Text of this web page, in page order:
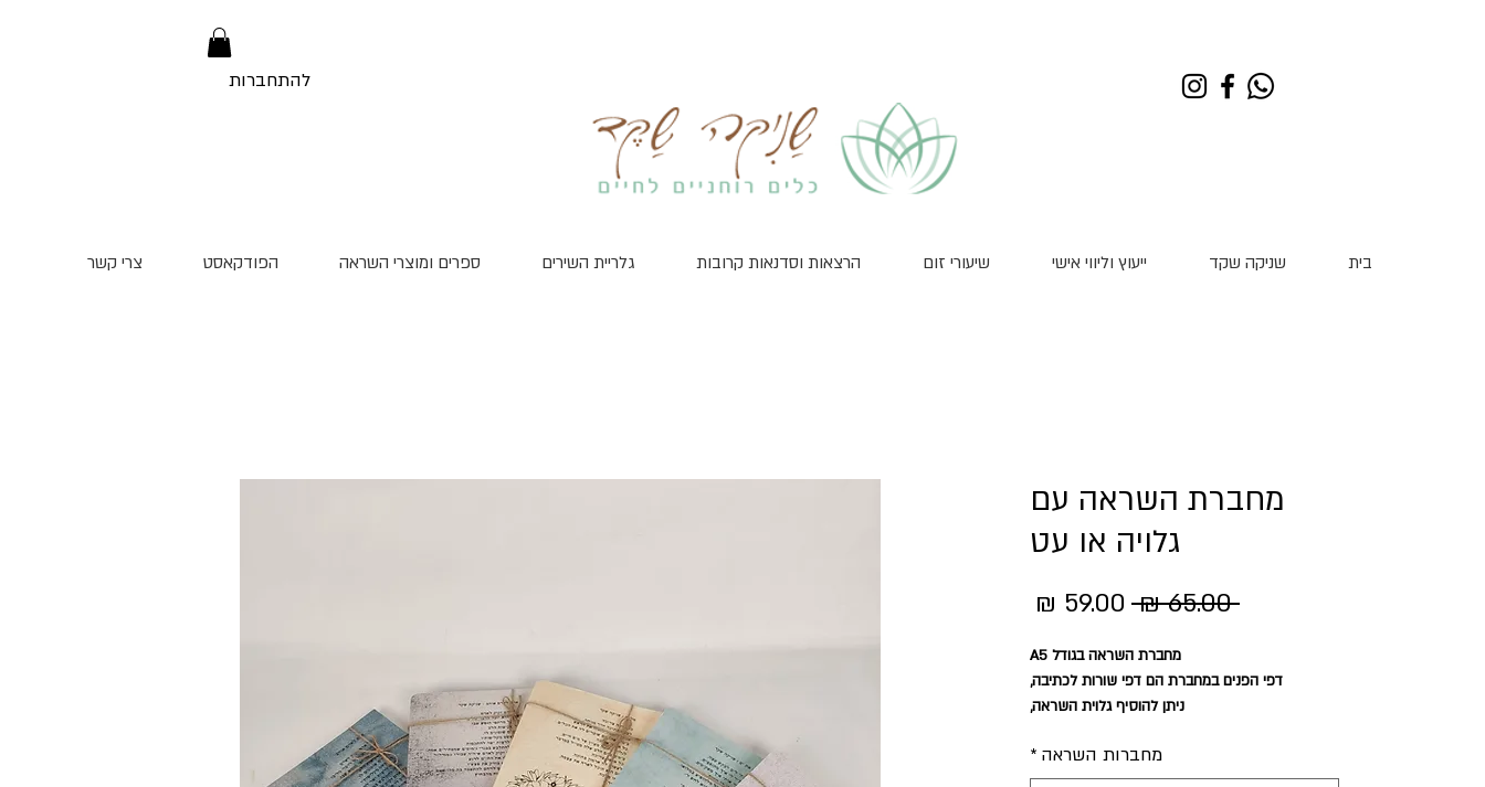
להתחברות
בית שניקה שקד ייעוץ וליווי אישי שיעורי זום הרצאות וסדנאות קרובות גלריית השירים ספרים ומוצרי השראה הפודקאסט צרי קשר
מחברת השראה עם
גלויה או עט
‏65.00 ‏₪
מחיר
מחברת השראה בגודל A5
דפי הפנים במחברת הם דפי שורות לכתיבה,
ניתן להוסיף גלוית השראה,
עט עם כיתוב ' להניח מילים טובות'
מחברות השראה *